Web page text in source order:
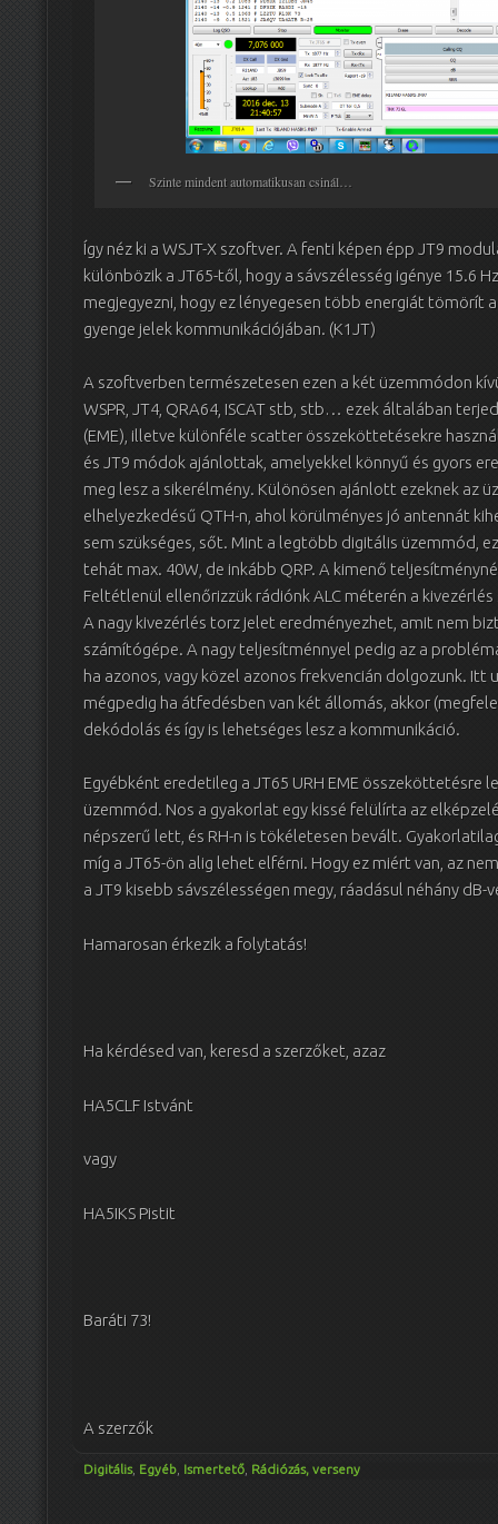
Szinte mindent automatikusan csinál…
Így néz ki a WSJT-X szoftver. A fenti képen épp JT9
különbözik a JT65-től, hogy a sávszélesség igénye 15.6
megjegyezni, hogy ez lényegesen több energiát tömörít
gyenge jelek kommunikációjában. (K1JT)
A szoftverben természetesen ezen a két üzemmódon
WSPR, JT4, QRA64, ISCAT stb, stb… ezek általában
(EME), illetve különféle scatter összeköttetésekre
és JT9 módok ajánlottak, amelyekkel könnyű és gyors
meg lesz a sikerélmény. Különösen ajánlott ezeknek az
elhelyezkedésű QTH-n, ahol körülményes jó antennát
sem szükséges, sőt. Mint a legtöbb digitális üzemmód,
tehát max. 40W, de inkább QRP. A kimenő
Feltétlenül ellenőrizzük rádiónk ALC méterén a
A nagy kivezérlés torz jelet eredményezhet, amit nem
számítógépe. A nagy teljesítménnyel pedig az a
ha azonos, vagy közel azonos frekvencián dolgozunk. Itt
mégpedig ha átfedésben van két állomás, akkor
dekódolás és így is lehetséges lesz a kommunikáció.
Egyébként eredetileg a JT65 URH EME összeköttetésre
üzemmód. Nos a gyakorlat egy kissé felülírta az
népszerű lett, és RH-n is tökéletesen bevált.
míg a JT65-ön alig lehet elférni. Hogy ez miért van, az
a JT9 kisebb sávszélességen megy, ráadásul néhány dB-
Hamarosan érkezik a folytatás!
Ha kérdésed van, keresd a szerzőket, azaz
HA5CLF Istvánt
vagy
HA5IKS Pistit
Baráti 73!
A szerzők
Digitális, Egyéb Ismertető Rádiózás, verseny